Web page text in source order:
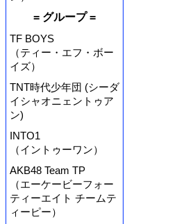
= グループ =
TF BOYS
（ティー・エフ・ボー
イズ）
TNT時代少年団 (シーダ
イシャオニェントゥア
ン)
INTO1
（イントゥーワン）
AKB48 Team TP
（エーケービーフォー
ティーエイト チームテ
ィーピー）